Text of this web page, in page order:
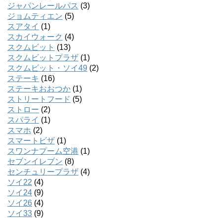
ジャパンレールパス (3)
ジョムティエン (5)
スアタイ (1)
スカイウォーク (4)
スクムビット (13)
スクムビットプラザ (1)
スクムビット・ソイ49 (2)
ステーキ (16)
ステーキおおつか (1)
ストリートフード (5)
ストロー (2)
スパライ (1)
スマホ (2)
スマートビザ (1)
スワンナプーム空港 (1)
セブンイレブン (8)
センチュリープラザ (4)
ソイ22 (4)
ソイ24 (9)
ソイ26 (4)
ソイ33 (9)